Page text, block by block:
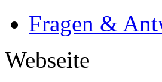
Fragen &
Webseite